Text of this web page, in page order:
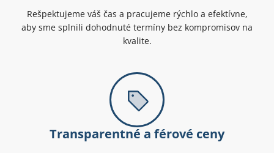
Rešpektujeme váš čas a pracujeme rýchlo a efektívne,
aby sme splnili dohodnuté termíny bez kompromisov na
kvalite.
Transparentné a férové ceny